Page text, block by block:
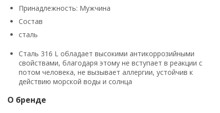
Принадлежность: Мужчина
Состав
сталь
Сталь 316 L обладает высокими антикоррозийными
свойствами, благодаря этому не вступает в реакции с
потом человека, не вызывает аллергии, устойчив к
действию морской воды и солнца
О бренде